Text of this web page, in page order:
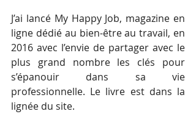
J’ai lancé My Happy Job, magazine en
ligne dédié au bien-être au travail, en
2016 avec l’envie de partager avec le
plus grand nombre les clés pour
s’épanouir dans sa vie
professionnelle. Le livre est dans la
lignée du site.